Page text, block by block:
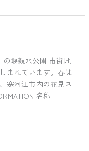
の堰親水公園 市街地
まれています。春は
寒河江市内の花見ス
名称